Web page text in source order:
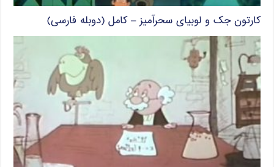
کارتون جک و لوبیای سحرآمیز – کامل (دوبله فارسی)